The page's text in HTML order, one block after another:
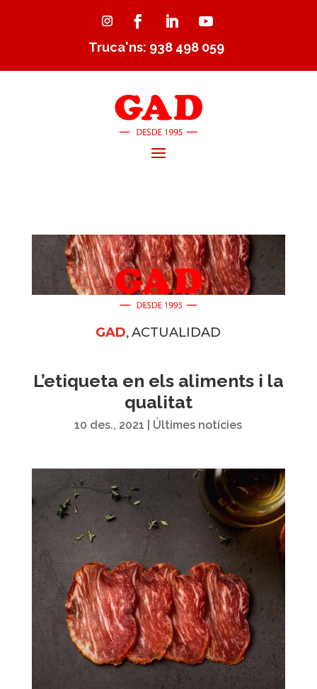
Truca'ns: 938 498 059
GAD,ACTUALIDAD
L’etiqueta en els aliments i la
qualitat
10 des., 2021 Últimes notícies